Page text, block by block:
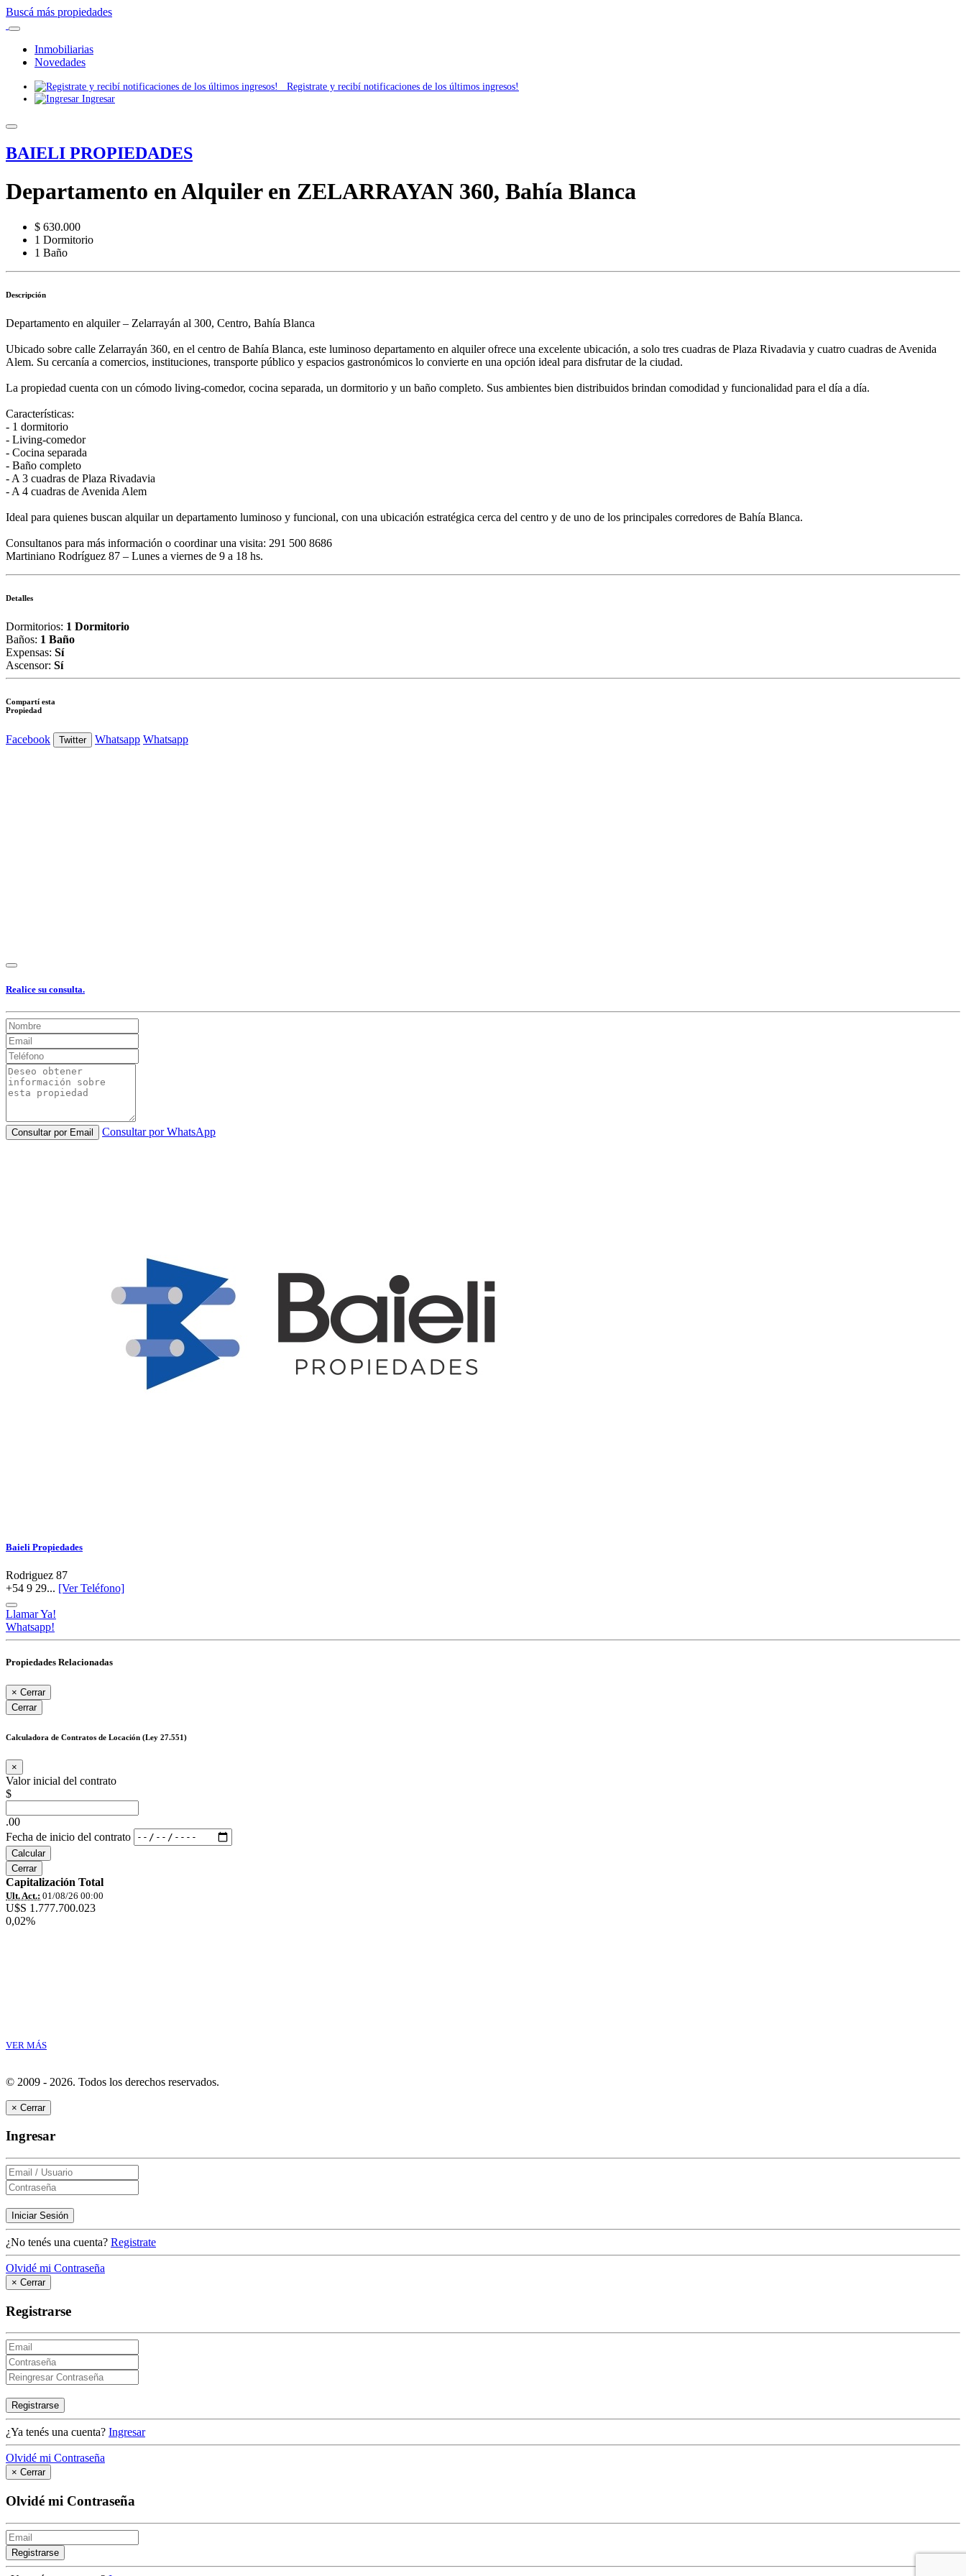
Buscá más propiedades
Inmobiliarias
Novedades
Registrate y recibí notificaciones de los últimos ingresos!
Ingresar
BAIELI PROPIEDADES
Departamento en Alquiler en ZELARRAYAN 360, Bahía Blanca
$ 630.000
1 Dormitorio
1 Baño
Descripción
Departamento en alquiler – Zelarrayán al 300, Centro, Bahía Blanca
Ubicado sobre calle Zelarrayán 360, en el centro de Bahía Blanca, este luminoso departamento en alquiler ofrece una excelente ubicación, a solo tres cuadras de Plaza Rivadavia y cuatro cuadras de Avenida
Alem. Su cercanía a comercios, instituciones, transporte público y espacios gastronómicos lo convierte en una opción ideal para disfrutar de la ciudad.
La propiedad cuenta con un cómodo living-comedor, cocina separada, un dormitorio y un baño completo. Sus ambientes bien distribuidos brindan comodidad y funcionalidad para el día a día.
Características:
- 1 dormitorio
- Living-comedor
- Cocina separada
- Baño completo
- A 3 cuadras de Plaza Rivadavia
- A 4 cuadras de Avenida Alem
Ideal para quienes buscan alquilar un departamento luminoso y funcional, con una ubicación estratégica cerca del centro y de uno de los principales corredores de Bahía Blanca.
Consultanos para más información o coordinar una visita: 291 500 8686
Martiniano Rodríguez 87 – Lunes a viernes de 9 a 18 hs.
Detalles
Dormitorios: 1 Dormitorio
Baños: 1 Baño
Expensas: Sí
Ascensor: Sí
Compartí esta
Propiedad
Facebook Twitter Whatsapp Whatsapp
Realice su consulta.
Consultar por Email Consultar por WhatsApp
Baieli Propiedades
Rodriguez 87
+54 9 29... [Ver Teléfono]
Llamar Ya!
Whatsapp!
Propiedades Relacionadas
× Cerrar
Cerrar
Calculadora de Contratos de Locación (Ley 27.551)
×
Valor inicial del contrato
$
.00
Fecha de inicio del contrato
Calcular
Cerrar
Capitalización Total
Ult. Act.: 01/08/26 00:00
U$S 1.777.700.023
0,02%
VER MÁS
© 2009 - 2026. Todos los derechos reservados.
× Cerrar
Ingresar
Iniciar Sesión
¿No tenés una cuenta? Registrate
Olvidé mi Contraseña
× Cerrar
Registrarse
Registrarse
¿Ya tenés una cuenta? Ingresar
Olvidé mi Contraseña
× Cerrar
Olvidé mi Contraseña
Registrarse